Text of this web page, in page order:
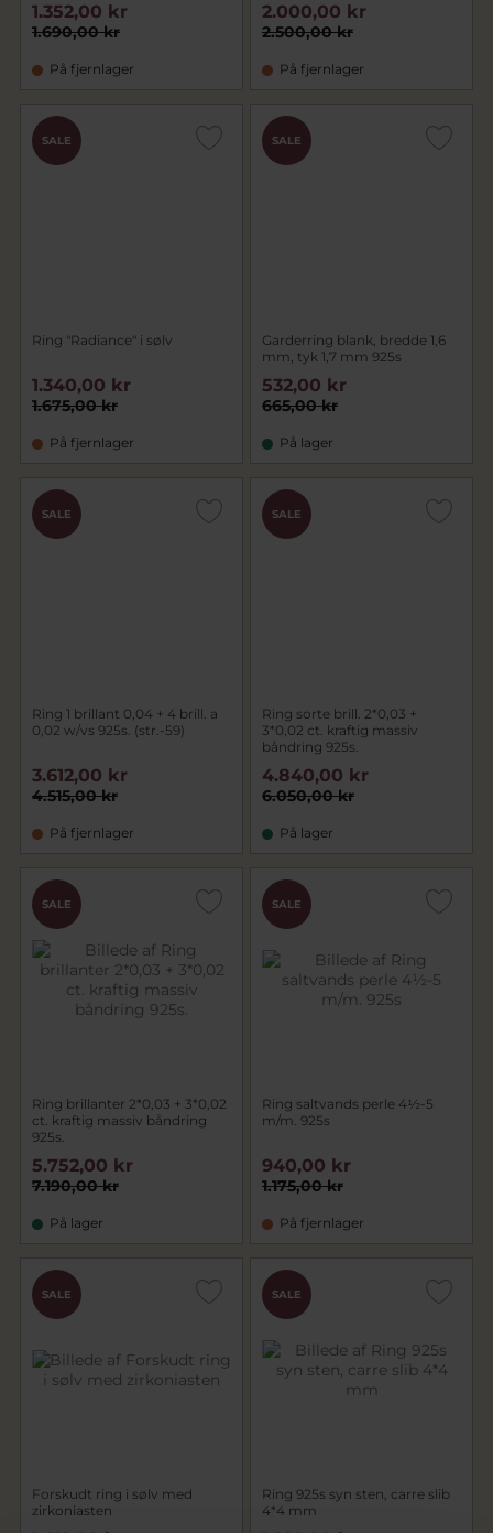
1.690,00 kr
1.352,00 kr
På fjernlager
2.500,00 kr
2.000,00 kr
På fjernlager
SALE
Ring "Radiance" i sølv
1.675,00 kr
1.340,00 kr
På fjernlager
SALE
Garderring blank, bredde 1,6
mm, tyk 1,7 mm 925s
665,00 kr
532,00 kr
På lager
SALE
Ring 1 brillant 0,04 + 4 brill. a
0,02 w/vs 925s. (str.-59)
4.515,00 kr
3.612,00 kr
På fjernlager
SALE
Ring sorte brill. 2*0,03 +
3*0,02 ct. kraftig massiv
båndring 925s.
6.050,00 kr
4.840,00 kr
På lager
SALE
Ring brillanter 2*0,03 + 3*0,02
ct. kraftig massiv båndring
925s.
7.190,00 kr
5.752,00 kr
På lager
SALE
Ring saltvands perle 4½-5
m/m. 925s
1.175,00 kr
940,00 kr
På fjernlager
SALE
Forskudt ring i sølv med
zirkoniasten
SALE
Ring 925s syn sten, carre slib
4*4 mm